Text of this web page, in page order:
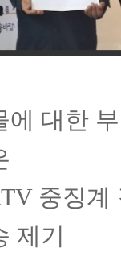
에 대한
중징계
제기